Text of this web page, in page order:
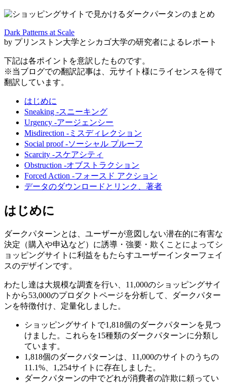
Dark Patterns at Scale
by プリンストン大学とシカゴ大学の研究者によるレポート
下記は各ポイントを意訳したものです。
※当ブログでの翻訳記事は、元サイト様にライセンスを得て
翻訳しています。
はじめに
Sneaking -スニーキング
Urgency -アージェンシー
Misdirection -ミスディレクション
Social proof -ソーシャル プルーフ
Scarcity -スケアシティ
Obstruction -オブストラクション
Forced Action -フォースド アクション
データのダウンロードとリンク、著者
はじめに
ダークパターンとは、ユーザーが意図しない潜在的に有害な
決定（購入や申込など）に誘導・強要・欺くことによってシ
ョッピングサイトに利益をもたらすユーザーインターフェイ
スのデザインです。
わたし達は大規模な調査を行い、11,000のショッピングサイ
トから53,000のプロダクトページを分析して、ダークパター
ンを特徴付け、定量化しました。
ショッピングサイトで1,818個のダークパターンを見つ
けました。これらを15種類のダークパターンに分類し
ています。
1,818個のダークパターンは、11,000のサイトのうちの
11.1%、1,254サイトに存在しました。
ダークパターンの中でどれが消費者の詐欺に頼ってい